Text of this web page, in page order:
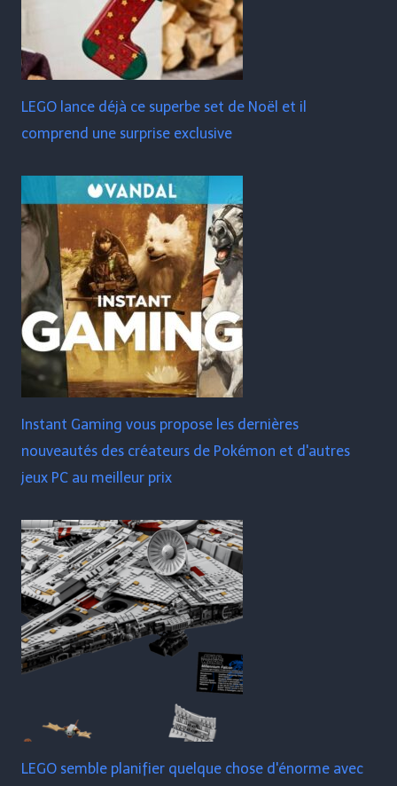
LEGO lance déjà ce superbe set de Noël et il
comprend une surprise exclusive
Instant Gaming vous propose les dernières
nouveautés des créateurs de Pokémon et d'autres
jeux PC au meilleur prix
LEGO semble planifier quelque chose d'énorme avec